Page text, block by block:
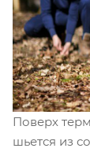
Поверх
шьется из